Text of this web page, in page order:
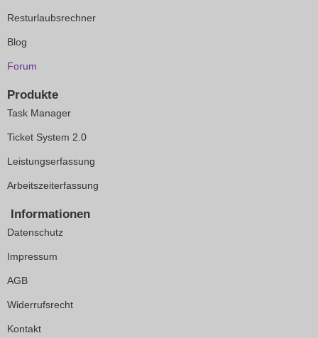
Resturlaubsrechner
Blog
Forum
Produkte
Task Manager
Ticket System 2.0
Leistungserfassung
Arbeitszeiterfassung
Informationen
Datenschutz
Impressum
AGB
Widerrufsrecht
Kontakt